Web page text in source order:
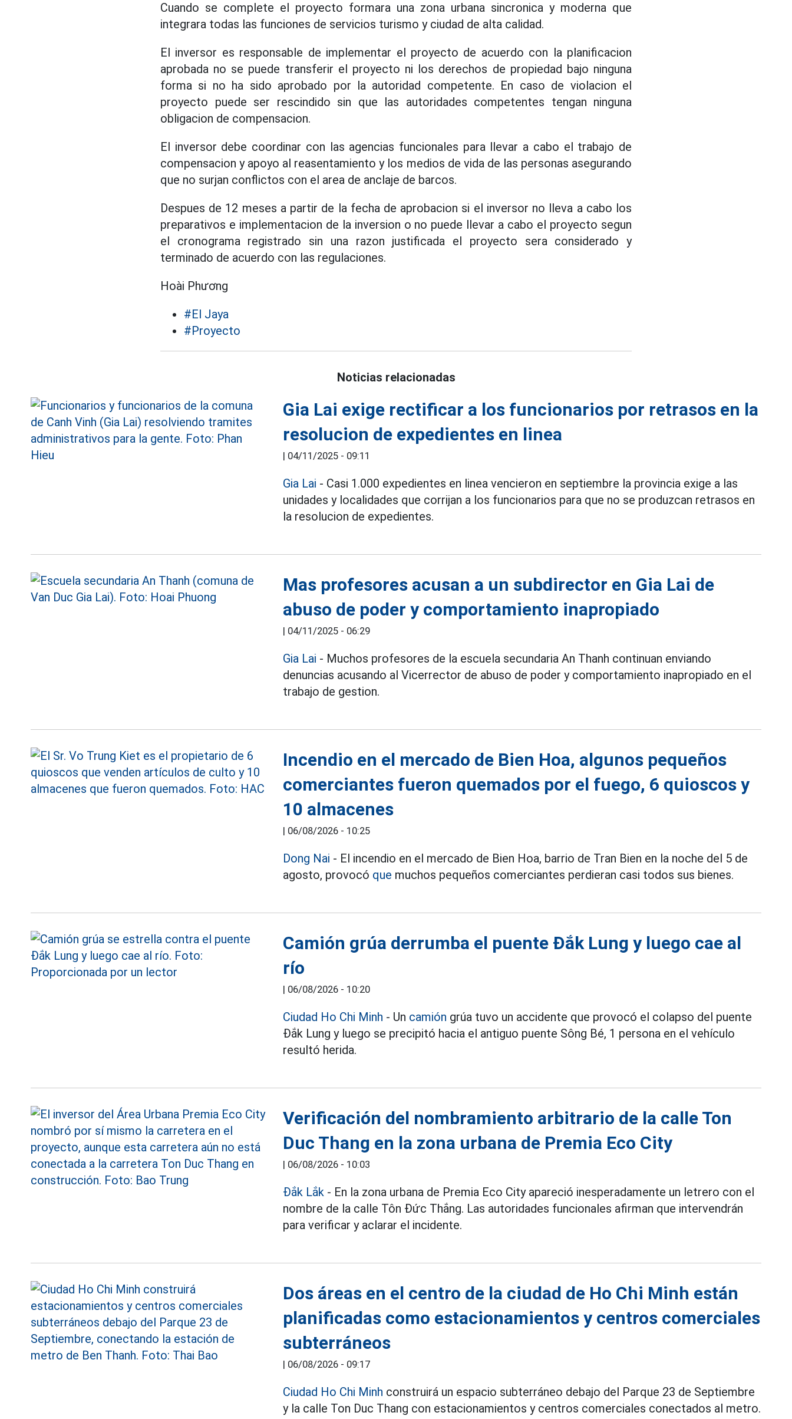
Cuando se complete el proyecto formara una zona urbana sincronica y moderna que
integrara todas las funciones de servicios turismo y ciudad de alta calidad.
El inversor es responsable de implementar el proyecto de acuerdo con la planificacion
aprobada no se puede transferir el proyecto ni los derechos de propiedad bajo ninguna
forma si no ha sido aprobado por la autoridad competente. En caso de violacion el
proyecto puede ser rescindido sin que las autoridades competentes tengan ninguna
obligacion de compensacion.
El inversor debe coordinar con las agencias funcionales para llevar a cabo el trabajo de
compensacion y apoyo al reasentamiento y los medios de vida de las personas asegurando
que no surjan conflictos con el area de anclaje de barcos.
Despues de 12 meses a partir de la fecha de aprobacion si el inversor no lleva a cabo los
preparativos e implementacion de la inversion o no puede llevar a cabo el proyecto segun
el cronograma registrado sin una razon justificada el proyecto sera considerado y
terminado de acuerdo con las regulaciones.
Hoài Phương
#El Jaya
#Proyecto
Noticias relacionadas
Gia Lai exige rectificar a los funcionarios por retrasos en la
resolucion de expedientes en linea
| 04/11/2025 - 09:11
Gia Lai - Casi 1.000 expedientes en linea vencieron en septiembre la provincia exige a las
unidades y localidades que corrijan a los funcionarios para que no se produzcan retrasos en
la resolucion de expedientes.
Mas profesores acusan a un subdirector en Gia Lai de
abuso de poder y comportamiento inapropiado
| 04/11/2025 - 06:29
Gia Lai - Muchos profesores de la escuela secundaria An Thanh continuan enviando
denuncias acusando al Vicerrector de abuso de poder y comportamiento inapropiado en el
trabajo de gestion.
Incendio en el mercado de Bien Hoa, algunos pequeños
comerciantes fueron quemados por el fuego, 6 quioscos y
10 almacenes
| 06/08/2026 - 10:25
Dong Nai - El incendio en el mercado de Bien Hoa, barrio de Tran Bien en la noche del 5 de
agosto, provocó que muchos pequeños comerciantes perdieran casi todos sus bienes.
Camión grúa derrumba el puente Đắk Lung y luego cae al
río
| 06/08/2026 - 10:20
Ciudad Ho Chi Minh - Un camión grúa tuvo un accidente que provocó el colapso del puente
Đắk Lung y luego se precipitó hacia el antiguo puente Sông Bé, 1 persona en el vehículo
resultó herida.
Verificación del nombramiento arbitrario de la calle Ton
Duc Thang en la zona urbana de Premia Eco City
| 06/08/2026 - 10:03
Đắk Lắk - En la zona urbana de Premia Eco City apareció inesperadamente un letrero con el
nombre de la calle Tôn Đức Thắng. Las autoridades funcionales afirman que intervendrán
para verificar y aclarar el incidente.
Dos áreas en el centro de la ciudad de Ho Chi Minh están
planificadas como estacionamientos y centros comerciales
subterráneos
| 06/08/2026 - 09:17
Ciudad Ho Chi Minh construirá un espacio subterráneo debajo del Parque 23 de Septiembre
y la calle Ton Duc Thang con estacionamientos y centros comerciales conectados al metro.